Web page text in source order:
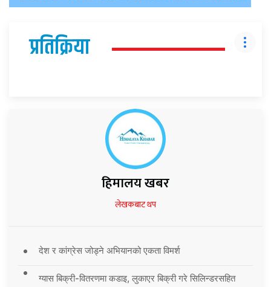
प्रतिक्रिया
हिमालय खबर
लेखकबाट थप
देश र कांग्रेस जोड्ने अभियानको एकता विमर्श
ग्यास बिक्री-वितरणमा कडाइ, लुकाएर बिक्री गरे सिलिन्डरसहित